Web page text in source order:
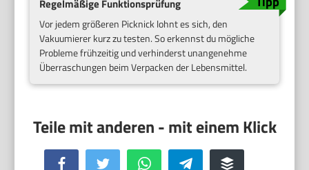
Regelmäßige Funktionsprüfung
Vor jedem größeren Picknick lohnt es sich, den
Vakuumierer kurz zu testen. So erkennst du mögliche
Probleme frühzeitig und verhinderst unangenehme
Überraschungen beim Verpacken der Lebensmittel.
Facebook Twitter WhatsApp Telegram Buffer